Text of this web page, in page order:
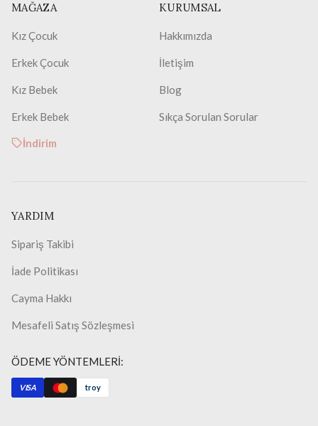
MAĞAZA
Kız Çocuk
Erkek Çocuk
Kız Bebek
Erkek Bebek
İndirim
KURUMSAL
Hakkımızda
İletişim
Blog
Sıkça Sorulan Sorular
YARDIM
Sipariş Takibi
İade Politikası
Cayma Hakkı
Mesafeli Satış Sözleşmesi
ÖDEME YÖNTEMLERİ:
VISA troy